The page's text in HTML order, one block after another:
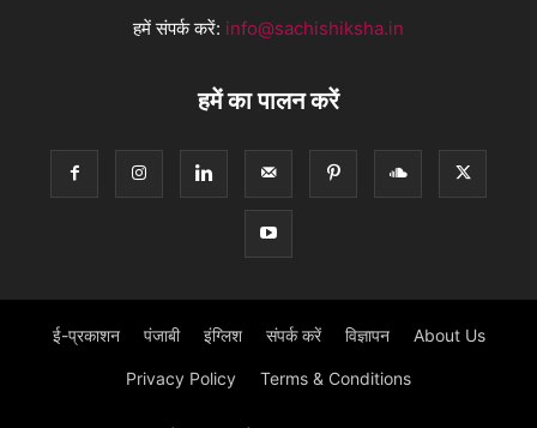
हमें संपर्क करें: info@sachishiksha.in
हमें का पालन करें
ई-प्रकाशन पंजाबी इंग्लिश संपर्क करें विज्ञापन About Us
Privacy Policy Terms & Conditions